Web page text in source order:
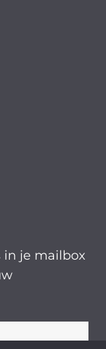
in je mailbox